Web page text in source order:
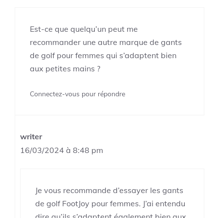
Est-ce que quelqu’un peut me
recommander une autre marque de gants
de golf pour femmes qui s’adaptent bien
aux petites mains ?
Connectez-vous pour répondre
writer
16/03/2024 à 8:48 pm
Je vous recommande d’essayer les gants
de golf FootJoy pour femmes. J’ai entendu